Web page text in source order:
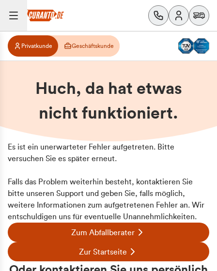
Privatkunde Geschäftskunde
Huch, da hat etwas
nicht funktioniert.
Es ist ein unerwarteter Fehler aufgetreten. Bitte
versuchen Sie es später erneut.
Falls das Problem weiterhin besteht, kontaktieren Sie
bitte unseren Support und geben Sie, falls möglich,
weitere Informationen zum aufgetretenen Fehler an. Wir
entschuldigen uns für eventuelle Unannehmlichkeiten.
Zum Abfallberater
Zur Startseite